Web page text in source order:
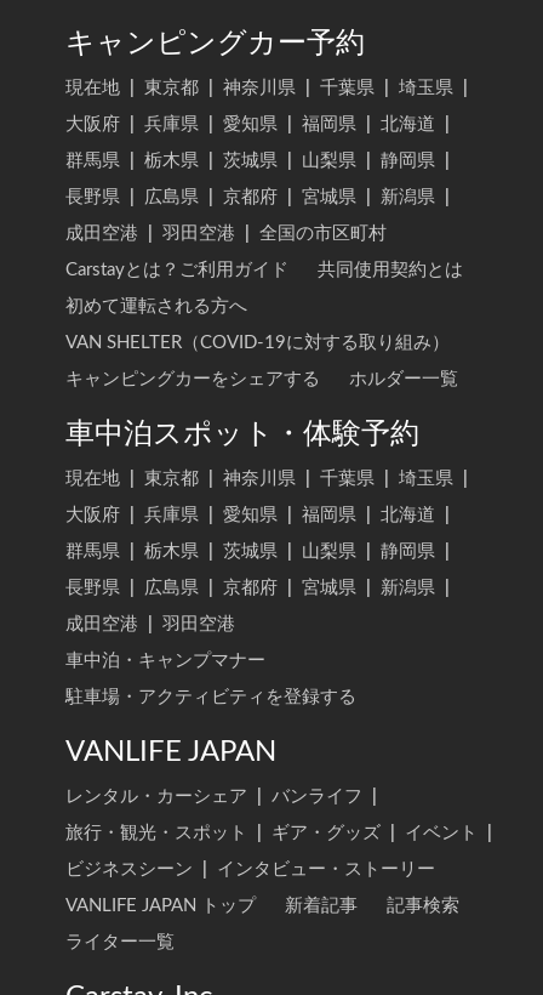
キャンピングカー予約
現在地 東京都 神奈川県 千葉県 埼玉県
大阪府
兵庫県 愛知県 福岡県 北海道
群馬県
栃木県 茨城県 山梨県 静岡県
長野県
広島県 京都府 宮城県 新潟県
成田空港
羽田空港
全国の市区町村
Carstayとは？ご利用ガイド
共同使用契約とは
初めて運転される方へ
VAN SHELTER（COVID-19に対する取り組み）
キャンピングカーをシェアする
ホルダー一覧
車中泊スポット・体験予約
現在地 東京都 神奈川県 千葉県 埼玉県
大阪府
兵庫県 愛知県 福岡県 北海道
群馬県
栃木県 茨城県 山梨県 静岡県
長野県
広島県 京都府 宮城県 新潟県
成田空港
羽田空港
車中泊・キャンプマナー
駐車場・アクティビティを登録する
VANLIFE JAPAN
レンタル・カーシェア バンライフ
旅行・観光・スポット
ギア・グッズ イベント
ビジネスシーン
インタビュー・ストーリー
VANLIFE JAPAN トップ
新着記事
記事検索
ライター一覧